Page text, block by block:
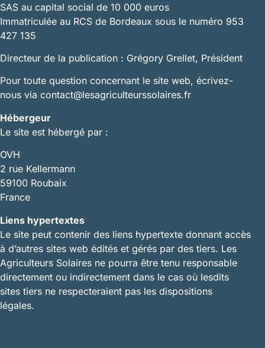
SAS au capital social de 10 000 euros
Immatriculée au RCS de Bordeaux sous le numéro 953
427 135
Directeur de la publication : Grégory Grellet, Président
Pour toute question concernant le site web, écrivez-
nous via contact@lesagriculteurssolaires.fr
Hébergeur
Le site est hébergé par :
OVH
2 rue Kellermann
59100 Roubaix
France
Liens hypertextes
Le site peut contenir des liens hypertexte donnant accès
à d’autres sites web édités et gérés par des tiers. Les
Agriculteurs Solaires ne pourra être tenu responsable
directement ou indirectement dans le cas où lesdits
sites tiers ne respecteraient pas les dispositions
légales.